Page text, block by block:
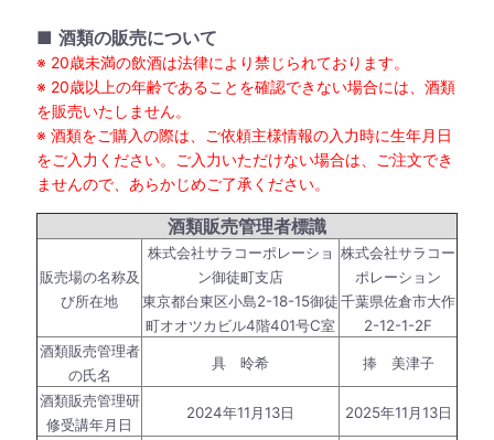
■ 酒類の販売について
※ 20歳未満の飲酒は法律により禁じられております。
※ 20歳以上の年齢であることを確認できない場合には、酒類
を販売いたしません。
※ 酒類をご購入の際は、ご依頼主様情報の入力時に生年月日
をご入力ください。ご入力いただけない場合は、ご注文でき
ませんので、あらかじめご了承ください。
酒類販売管理者標識
販売場の名称及
び所在地
株式会社サラコーポレーショ
ン御徒町支店
東京都台東区小島2-18-15御徒
町オオツカビル4階401号C室
株式会社サラコー
ポレーション
千葉県佐倉市大作
2-12-1-2F
酒類販売管理者
の氏名
具 昤希 捧 美津子
酒類販売管理研
修受講年月日
2024年11月13日 2025年11月13日